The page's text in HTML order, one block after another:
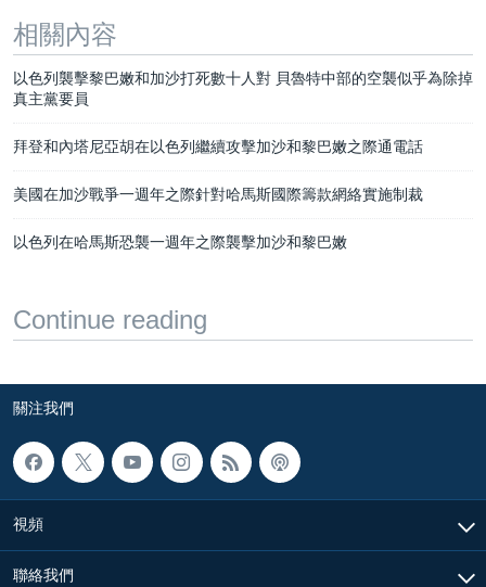
相關內容
以色列襲擊黎巴嫩和加沙打死數十人對 貝魯特中部的空襲似乎為除掉
真主黨要員
拜登和內塔尼亞胡在以色列繼續攻擊加沙和黎巴嫩之際通電話
美國在加沙戰爭一週年之際針對哈馬斯國際籌款網絡實施制裁
以色列在哈馬斯恐襲一週年之際襲擊加沙和黎巴嫩
Continue reading
關注我們
視頻
聯絡我們